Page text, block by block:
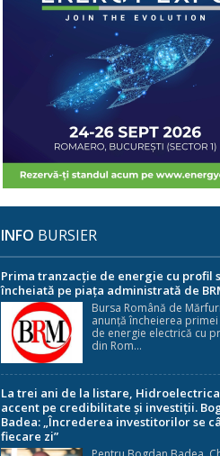
INFO BURSIER
Prima tranzacție de energie cu profil
încheiată pe piața administrată de
Bursa Română de
anunță încheierea
de energie electrică cu
din Rom...
La trei ani de la listare,
accent pe credibilitate și investiții.
Badea: „Încrederea investitorilor se
fiecare zi”